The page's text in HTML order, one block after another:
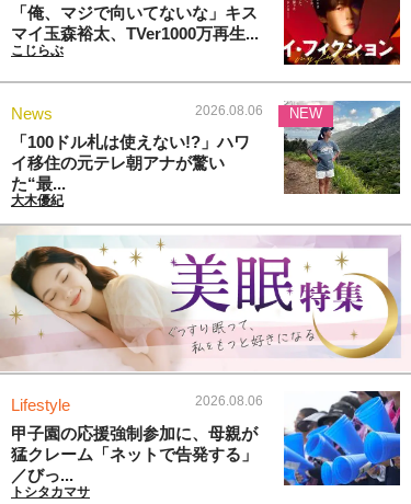
「俺、マジで向いてないな」キス
マイ玉森裕太、TVer1000万再生...
こじらぶ
News 2026.08.06
「100ドル札は使えない!?」ハワ
イ移住の元テレ朝アナが驚い
た“最...
大木優紀
NEW
Lifestyle 2026.08.06
甲子園の応援強制参加に、母親が
猛クレーム「ネットで告発する」
／びっ...
トシタカマサ